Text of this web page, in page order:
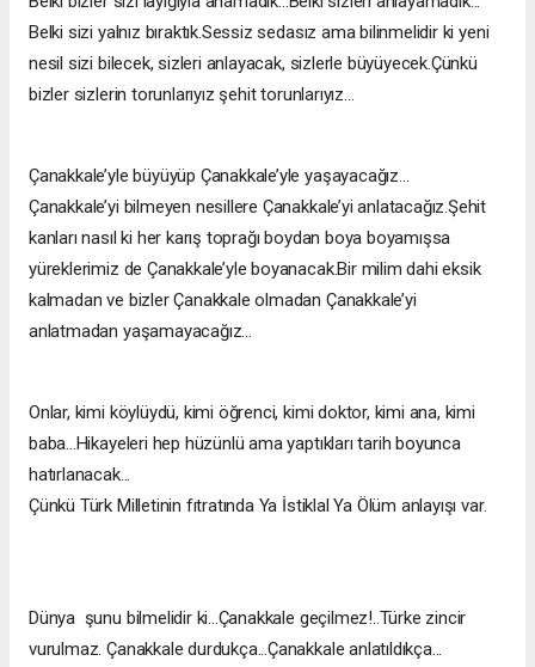
Belki sizi yalnız bıraktık.Sessiz sedasız ama bilinmelidir ki yeni
nesil sizi bilecek, sizleri anlayacak, sizlerle büyüyecek.Çünkü
bizler sizlerin torunlarıyız şehit torunlarıyız...
Çanakkale’yle büyüyüp Çanakkale’yle yaşayacağız...
Çanakkale’yi bilmeyen nesillere Çanakkale’yi anlatacağız.Şehit
kanları nasıl ki her karış toprağı boydan boya boyamışsa
yüreklerimiz de Çanakkale’yle boyanacak.Bir milim dahi eksik
kalmadan ve bizler Çanakkale olmadan Çanakkale’yi
anlatmadan yaşamayacağız...
Onlar, kimi köylüydü, kimi öğrenci, kimi doktor, kimi ana, kimi
baba...Hikayeleri hep hüzünlü ama yaptıkları tarih boyunca
hatırlanacak...
Çünkü Türk Milletinin fıtratında Ya İstiklal Ya Ölüm anlayışı var.
Dünya şunu bilmelidir ki...Çanakkale geçilmez!..Türke zincir
vurulmaz. Çanakkale durdukça...Çanakkale anlatıldıkça...